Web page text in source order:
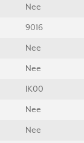
Nee
9016
Nee
Nee
IK00
Nee
Nee